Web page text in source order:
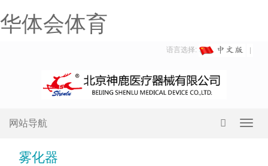
华体会体育
语言选择:
网站导航
雾化器